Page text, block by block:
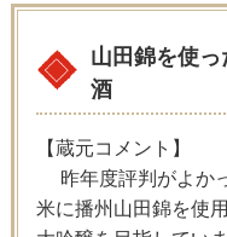
山田錦を使
酒
【蔵元コメント】
昨年度評判がよか
米に播州山田錦を使